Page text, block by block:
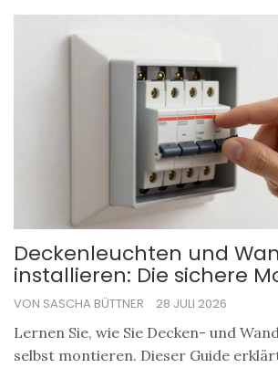
Deckenleuchten und
installieren: Die sichere
Wohnbereich
VON SASCHA BÜTTNER 28 JULI 2026
Lernen Sie, wie Sie Decken- und
selbst montieren. Dieser Guide